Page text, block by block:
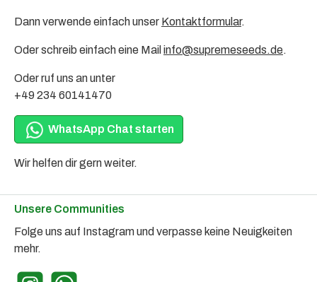
Dann verwende einfach unser Kontaktformular.
Oder schreib einfach eine Mail info@supremeseeds.de.
Oder ruf uns an unter
+49 234 60141470
WhatsApp Chat starten
Wir helfen dir gern weiter.
Unsere Communities
Folge uns auf Instagram und verpasse keine Neuigkeiten
mehr.